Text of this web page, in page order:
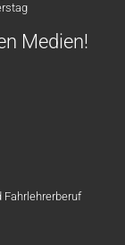
Medien!
Fahrlehrerberuf